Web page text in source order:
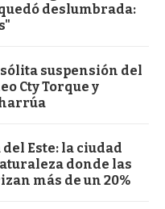
deslumbrada:
suspensión del
Cty Torque y
Este: la ciudad
donde las
más de un 20%